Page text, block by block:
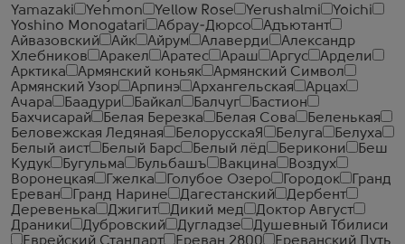
Yamazaki
Yehmon Yellow Rose Yerushalmi
Yoichi
Yoshino Monogatari
Абрау-Дюрсо
Адъютант
Айвазовский
Айк Айрум Алаверди
Александр
Хлебников
Аракел Аратес Араш Аргус
Ардели
Арктика
Армянский коньяк
Армянский Символ
Армянский Узор
Арпинэ Архангельская
Арцах
Ачара
Баадури Байкал Балчуг
Бастион
Бахчисарай
Белая Березка Белая Сова
Беленькая
Беловежская Ледяная
БелорусскаЯ Белуга
Белуха
Белый аист
Белый Барс Белый лёд Берикони
Беш
Кудук
Бугульма Бульбашъ Вакцина
Воздух
Воронецкая
Гжелка Голубое Озеро Городок
Гранд
Ереван
Гранд Нарине Дагестанский
Дербент
Деревенька
Джигит Дикий мед
Доктор Август
Драники
Дубровский Дугладзе
Душевный Тбилиси